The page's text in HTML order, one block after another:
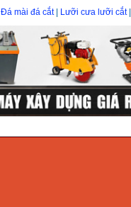
Đá mài đá cắt| Lưỡi cưa lưỡi cắt